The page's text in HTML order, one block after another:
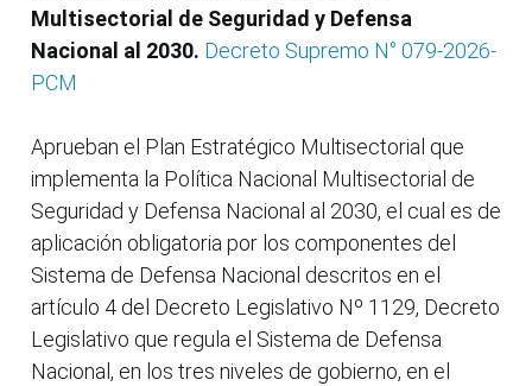
Multisectorial de Seguridad y Defensa
Nacional al 2030. Decreto Supremo N° 079-2026-
PCM
Aprueban el Plan Estratégico Multisectorial que
implementa la Política Nacional Multisectorial de
Seguridad y Defensa Nacional al 2030, el cual es de
aplicación obligatoria por los componentes del
Sistema de Defensa Nacional descritos en el
artículo 4 del Decreto Legislativo Nº 1129, Decreto
Legislativo que regula el Sistema de Defensa
Nacional, en los tres niveles de gobierno, en el